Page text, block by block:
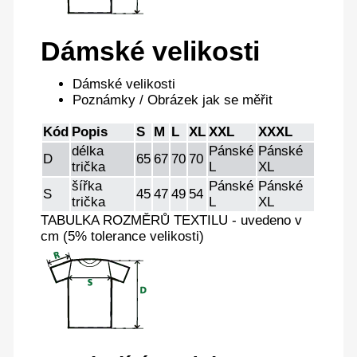
Dámské velikosti
Dámské velikosti
Poznámky / Obrázek jak se měřit
Kód Popis S M L XL XXL
XXXL
D
délka
trička
65 67 70 70
Pánské
L
Pánské
XL
S
šířka
trička
45 47 49 54
Pánské
L
Pánské
XL
TABULKA ROZMĚRŮ TEXTILU - uvedeno v
cm (5% tolerance velikosti)